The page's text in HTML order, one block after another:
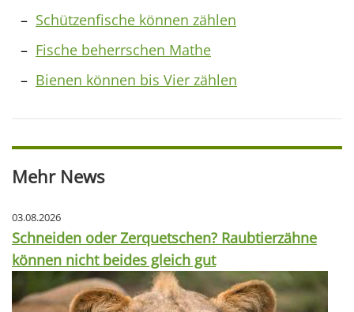
Schützenfische können zählen
Fische beherrschen Mathe
Bienen können bis Vier zählen
Mehr News
03.08.2026
Schneiden oder Zerquetschen? Raubtierzähne
können nicht beides gleich gut